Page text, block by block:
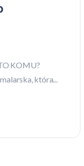
KOMU?
która...